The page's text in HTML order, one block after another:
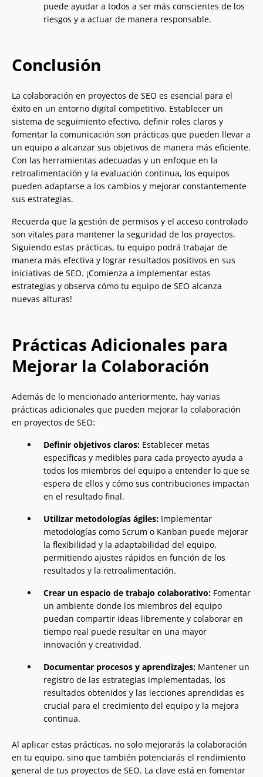
puede ayudar a todos a ser más conscientes de los
riesgos y a actuar de manera responsable.
Conclusión
La colaboración en proyectos de SEO es esencial para el
éxito en un entorno digital competitivo. Establecer un
sistema de seguimiento efectivo, definir roles claros y
fomentar la comunicación son prácticas que pueden llevar a
un equipo a alcanzar sus objetivos de manera más eficiente.
Con las herramientas adecuadas y un enfoque en la
retroalimentación y la evaluación continua, los equipos
pueden adaptarse a los cambios y mejorar constantemente
sus estrategias.
Recuerda que la gestión de permisos y el acceso controlado
son vitales para mantener la seguridad de los proyectos.
Siguiendo estas prácticas, tu equipo podrá trabajar de
manera más efectiva y lograr resultados positivos en sus
iniciativas de SEO. ¡Comienza a implementar estas
estrategias y observa cómo tu equipo de SEO alcanza
nuevas alturas!
Prácticas Adicionales para
Mejorar la Colaboración
Además de lo mencionado anteriormente, hay varias
prácticas adicionales que pueden mejorar la colaboración
en proyectos de SEO:
Definir objetivos claros: Establecer metas
específicas y medibles para cada proyecto ayuda a
todos los miembros del equipo a entender lo que se
espera de ellos y cómo sus contribuciones impactan
en el resultado final.
Utilizar metodologías ágiles: Implementar
metodologías como Scrum o Kanban puede mejorar
la flexibilidad y la adaptabilidad del equipo,
permitiendo ajustes rápidos en función de los
resultados y la retroalimentación.
Crear un espacio de trabajo colaborativo: Fomentar
un ambiente donde los miembros del equipo
puedan compartir ideas libremente y colaborar en
tiempo real puede resultar en una mayor
innovación y creatividad.
Documentar procesos y aprendizajes: Mantener un
registro de las estrategias implementadas, los
resultados obtenidos y las lecciones aprendidas es
crucial para el crecimiento del equipo y la mejora
continua.
Al aplicar estas prácticas, no solo mejorarás la colaboración
en tu equipo, sino que también potenciarás el rendimiento
general de tus proyectos de SEO. La clave está en fomentar